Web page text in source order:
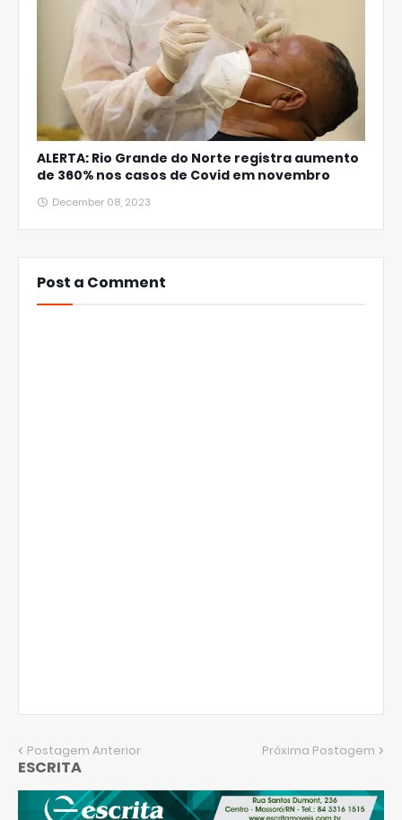
ALERTA: Rio Grande do Norte registra aumento
de 360% nos casos de Covid em novembro
December 08, 2023
Post a Comment
Postagem Anterior Próxima Postagem
ESCRITA